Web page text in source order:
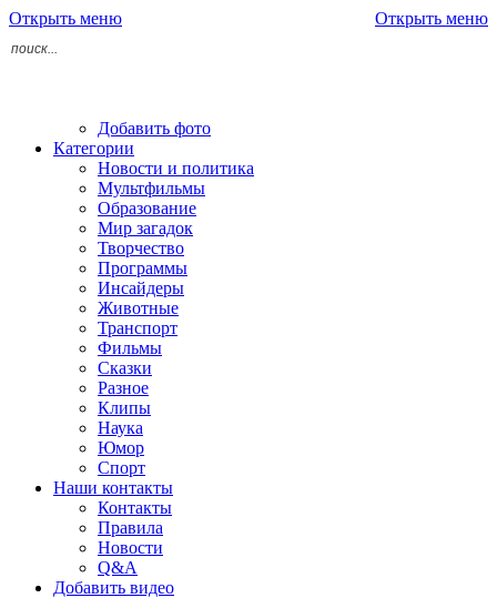
Открыть меню Открыть меню
Добавить фото
Категории
Новости и политика
Мультфильмы
Образование
Мир загадок
Творчество
Программы
Инсайдеры
Животные
Транспорт
Фильмы
Сказки
Разное
Клипы
Наука
Юмор
Спорт
Наши контакты
Контакты
Правила
Новости
Q&A
Добавить видео